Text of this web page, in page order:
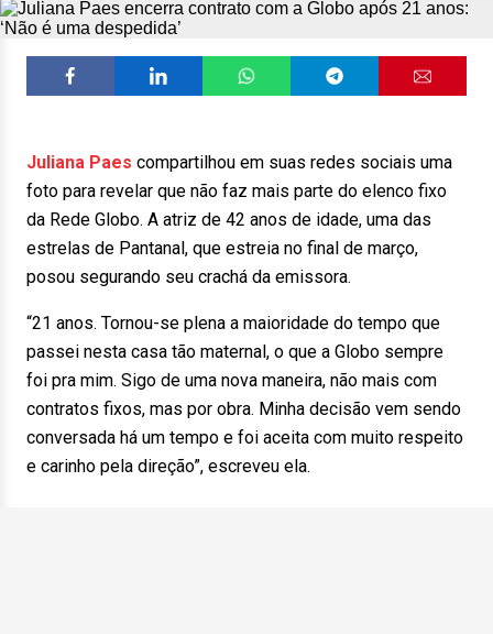
Juliana Paes compartilhou em suas redes sociais uma
foto para revelar que não faz mais parte do elenco fixo
da Rede Globo. A atriz de 42 anos de idade, uma das
estrelas de Pantanal, que estreia no final de março,
posou segurando seu crachá da emissora.
“21 anos. Tornou-se plena a maioridade do tempo que
passei nesta casa tão maternal, o que a Globo sempre
foi pra mim. Sigo de uma nova maneira, não mais com
contratos fixos, mas por obra. Minha decisão vem sendo
conversada há um tempo e foi aceita com muito respeito
e carinho pela direção”, escreveu ela.